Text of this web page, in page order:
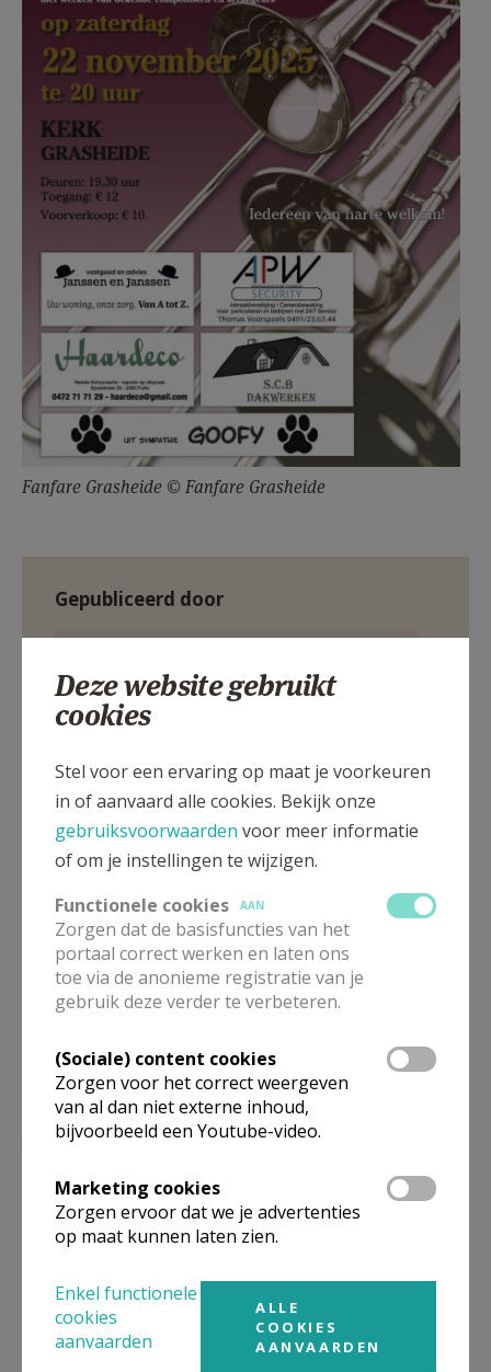
Fanfare Grasheide © Fanfare Grasheide
Gepubliceerd door
Meer
Artikel
Deel dit artikel
Lees meer
Deze website gebruikt
cookies
Stel voor een ervaring op maat je voorkeuren
in of aanvaard alle cookies. Bekijk onze
gebruiksvoorwaarden voor meer informatie
of om je instellingen te wijzigen.
Functionele cookies
AAN
Zorgen dat de basisfuncties van het
portaal correct werken en laten ons
toe via de anonieme registratie van je
gebruik deze verder te verbeteren.
(Sociale) content cookies
Zorgen voor het correct weergeven
van al dan niet externe inhoud,
bijvoorbeeld een Youtube-video.
Marketing cookies
Zorgen ervoor dat we je advertenties
op maat kunnen laten zien.
Enkel functionele
cookies
aanvaarden
ALLE
COOKIES
AANVAARDEN